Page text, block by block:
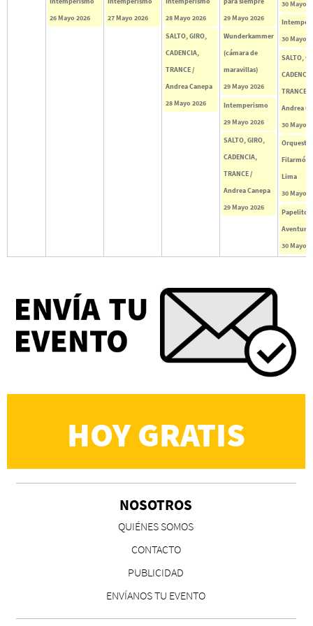
30 Mayo
30 Mayo
SALTO,
TRANCE /
Andrea
30 Mayo
Orquesta
Lima
30 Mayo
Papelito
30 Mayo
26 Mayo 2026
27 Mayo 2026
28 Mayo 2026
SALTO, GIRO,
CADENCIA,
TRANCE /
Andrea Canepa
28 Mayo 2026
29 Mayo 2026
Wunderkammer
(cámara de
maravillas)
29 Mayo 2026
Intemperismo
29 Mayo 2026
SALTO, GIRO,
CADENCIA,
TRANCE /
Andrea Canepa
29 Mayo 2026
HOY GRATIS
NOSOTROS
QUIÉNES SOMOS
CONTACTO
PUBLICIDAD
ENVÍANOS TU EVENTO